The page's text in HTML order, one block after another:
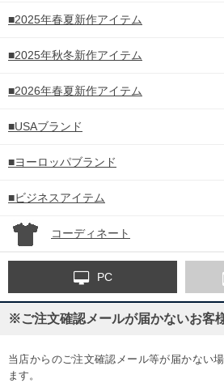
■2025年春夏新作アイテム
■2025年秋冬新作アイテム
■2026年春夏新作アイテム
■USAブランド
■ヨーロッパブランド
■ビジネスアイテム
コーディネート
PC
※ご注文確認メールが届かないお客
当店からのご注文確認メール等が届かない
ます。